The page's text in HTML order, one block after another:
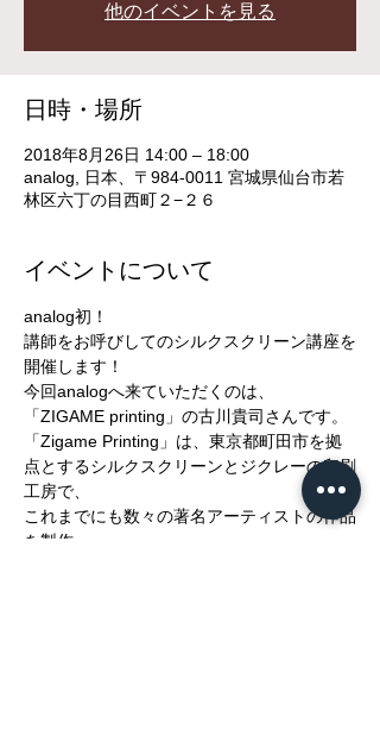
他のイベントを見る
日時・場所
2018年8月26日 14:00 – 18:00
analog, 日本、〒984-0011 宮城県仙台市若
林区六丁の目西町２−２６
イベントについて
analog初！
講師をお呼びしてのシルクスクリーン講座を
開催します！
今回analogへ来ていただくのは、
「ZIGAME printing」の古川貴司さんです。
「Zigame Printing」は、東京都町田市を拠
点とするシルクスクリーンとジクレーの印刷
工房で、
これまでにも数々の著名アーティストの作品
を製作。